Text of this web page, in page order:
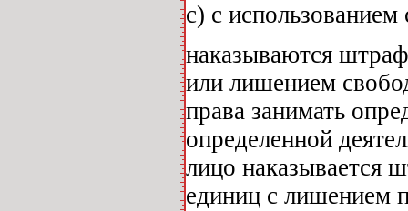
с) с
наказываются
или лишением
права занимать
определенной
лицо наказывается
единиц с лишением